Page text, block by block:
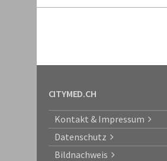
CITYMED.CH
Kontakt & Impressum
Datenschutz
Bildnachweis